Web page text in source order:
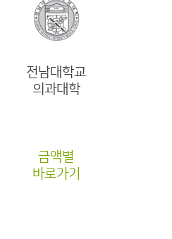
전남대학교
의과대학
금액별
바로가기